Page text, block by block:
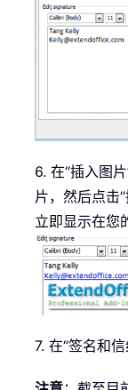
6. 在“插入图
片，然后点击
立即显示在您
7. 在“签名和信